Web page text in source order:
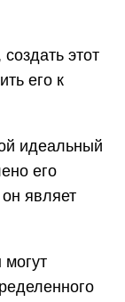
этот
его к
идеальный
его
являет